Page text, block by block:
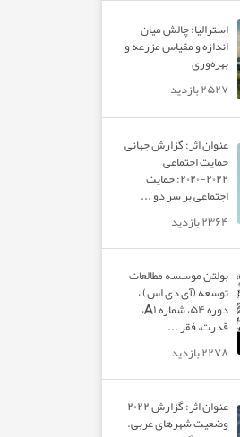
استرالیا: چالش میان
اندازه و مقیاس مزرعه و
بهره‌وری
۲۵۲۷ بازدید
عنوان اثر: گزارش جهانی
حمایت اجتماعی
۲۰۲۲-۲۰۲۰: حمایت
اجتماعی بر سر دو ...
۲۳۶۴ بازدید
بولتن موسسه مطالعات
توسعه (آی دی اس) ،
دوره ۵۴، شماره A۱،
قدرت، فقر ...
۲۲۷۸ بازدید
عنوان اثر: گزارش ۲۰۲۲
وضعیت شهرهای عربی.